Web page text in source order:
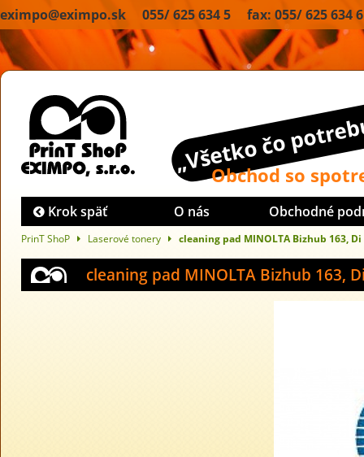
eximpo@eximpo.sk 055/ 625 634 5 fax: 055/ 625 634 6
„Všetko čo
Obchod so
Krok späť O nás Obchodné
PrinT ShoP Laserové tonery cleaning pad MINOLTA Bizhub 163, Di
cleaning pad MINOLTA Bizhub 163,